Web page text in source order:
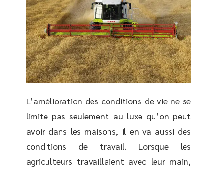
L’amélioration des conditions de vie ne se
limite pas seulement au luxe qu’on peut
avoir dans les maisons, il en va aussi des
conditions de travail. Lorsque les
agriculteurs travaillaient avec leur main,